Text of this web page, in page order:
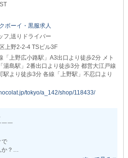
せんか？
前に自分の目で
◎
ています。
✦
）＞
＞
で
ます◎
ど
ボーイ・黒服求人
フ,送りドライバー
上野2-2-4 TSビル3F
「上野広小路駅」A3出口より徒歩2分 メト
湯島駅」2番出口より徒歩3分 都営大江戸線
駅より徒歩3分 各線「上野駅」不忍口より
tokyo/a_142/shop/118433/
￣
で
？